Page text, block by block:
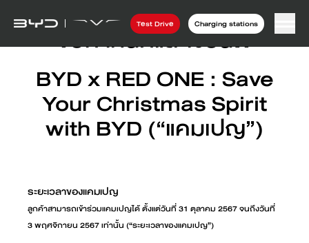
Test Drive Charging stations
ข้อกำหนดและเงื่อนไข
BYD x RED ONE : Save
Your Christmas Spirit
with BYD (“แคมเปญ”)
ระยะเวลาของแคมเปญ
ลูกค้าสามารถเข้าร่วมแคมเปญได้ ตั้งแต่วันที่ 31 ตุลาคม 2567 จนถึงวันที่
3 พฤศจิกายน 2567 เท่านั้น (“ระยะเวลาของแคมเปญ”)